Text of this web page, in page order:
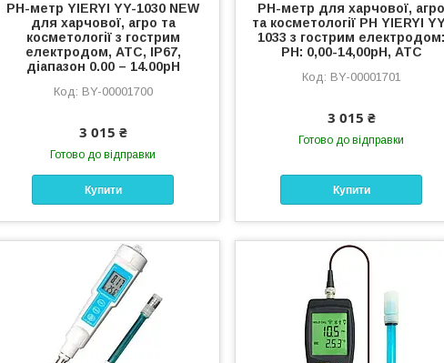
PH-метр YIERYI YY-1030 NEW
для харчової, агро та
косметології з гострим
електродом, ATC, IP67,
діапазон 0.00 – 14.00pH
BY-00001700
3 015 ₴
Готово до відправки
Купити
PH-метр для харчової, агро
та косметології PH YIERYI
1033 з гострим електродом:
PH: 0,00-14,00pH, АТС
BY-00001701
3 015 ₴
Готово до відправки
Купити